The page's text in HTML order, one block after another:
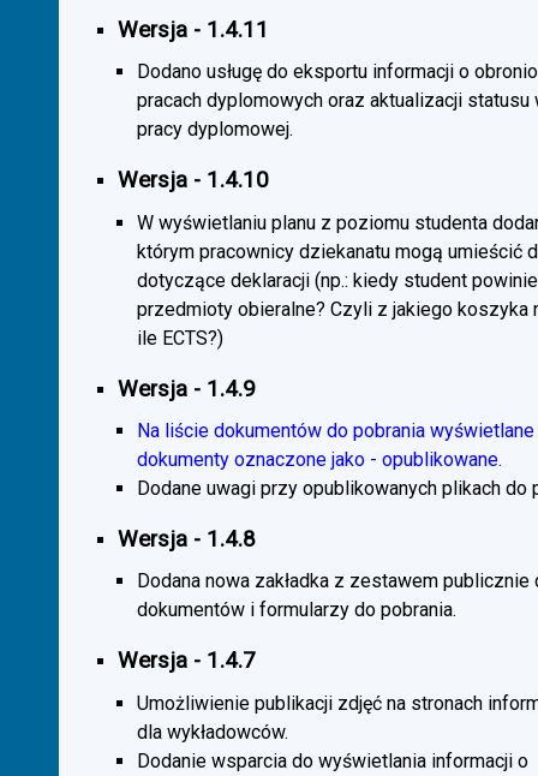
Wersja - 1.4.11
Dodano usługę do eksportu informacji o
pracach dyplomowych oraz aktualizacji
pracy dyplomowej.
Wersja - 1.4.10
W wyświetlaniu planu z poziomu studenta
którym pracownicy dziekanatu mogą umieścić
dotyczące deklaracji (np.: kiedy student
przedmioty obieralne? Czyli z jakiego koszyka
ile ECTS?)
Wersja - 1.4.9
Na liście dokumentów do pobrania
dokumenty oznaczone jako - opublikowane.
Dodane uwagi przy opublikowanych plikach do
Wersja - 1.4.8
Dodana nowa zakładka z zestawem publicznie
dokumentów i formularzy do pobrania.
Wersja - 1.4.7
Umożliwienie publikacji zdjęć na stronach
dla wykładowców.
Dodanie wsparcia do wyświetlania informacji o